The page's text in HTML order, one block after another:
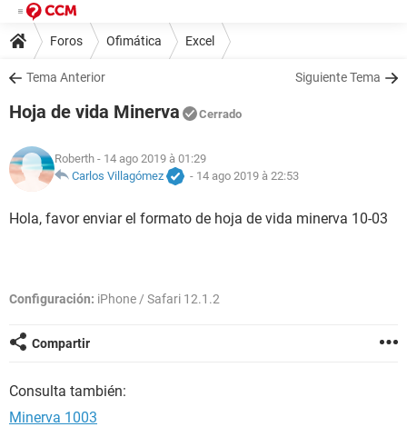
Foros Ofimática Excel
Tema Anterior Siguiente Tema
Hoja de vida Minerva Cerrado
Roberth - 14 ago 2019 à 01:29
Carlos Villagómez
- 14 ago 2019 à 22:53
Hola, favor enviar el formato de hoja de vida minerva 10-03
Configuración: iPhone / Safari 12.1.2
Compartir
Consulta también:
Minerva 1003